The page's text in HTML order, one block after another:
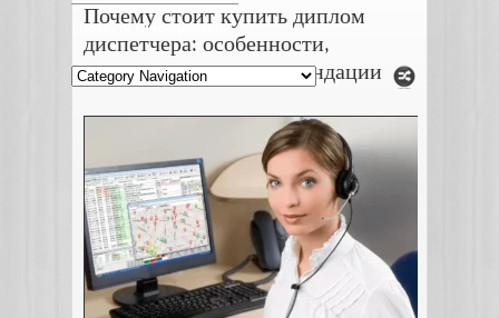
Новости киноиндустрии
Почему стоит купить диплом
диспетчера: особенности,
преимущества и рекомендации